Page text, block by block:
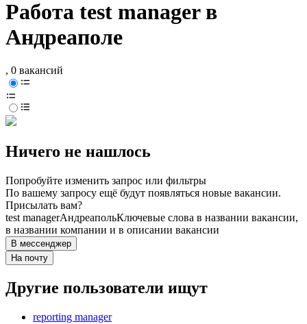
Работа test manager в
Андреаполе
, 0 вакансий
Ничего не нашлось
Попробуйте изменить запрос или фильтры
По вашему запросу ещё будут появляться новые вакансии.
Присылать вам?
test managerАндреапольКлючевые слова в названии вакансии,
в названии компании и в описании вакансии
В мессенджер
На почту
Другие пользователи ищут
reporting manager